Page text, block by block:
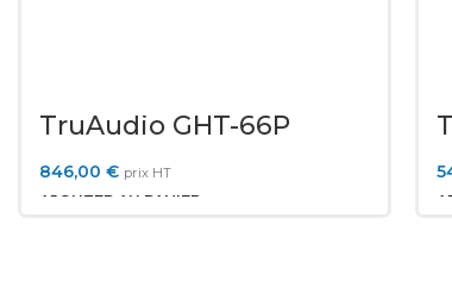
TruAudio GHT-66P
846,00€ prix HT
AJOUTER AU PANIER